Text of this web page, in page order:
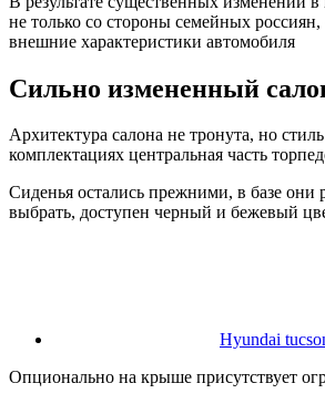
не только со стороны семейных
внешние характеристики автомобиля
Сильно измененный
Архитектура салона не тронута, но
комплектациях центральная часть
Сиденья остались прежними, в базе
выбрать, доступен черный и бежевый
Hyundai
Опционально на крыше присутствует